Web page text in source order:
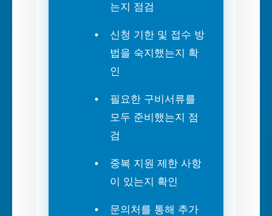
는지 점검
신청 기한 및 접수 방
법을 숙지했는지 확
인
필요한 구비서류를
모두 준비했는지 점
검
중복 지원 제한 사항
이 있는지 확인
문의처를 통해 추가